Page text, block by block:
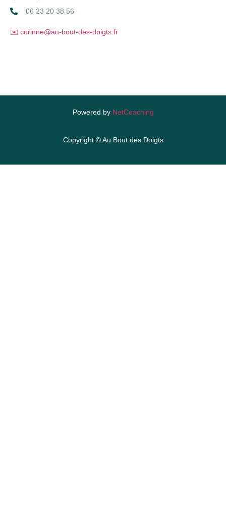
06 23 20 38 56
✉️ corinne@au-bout-des-doigts.fr
Powered by NetCoaching
Copyright © Au Bout des Doigts